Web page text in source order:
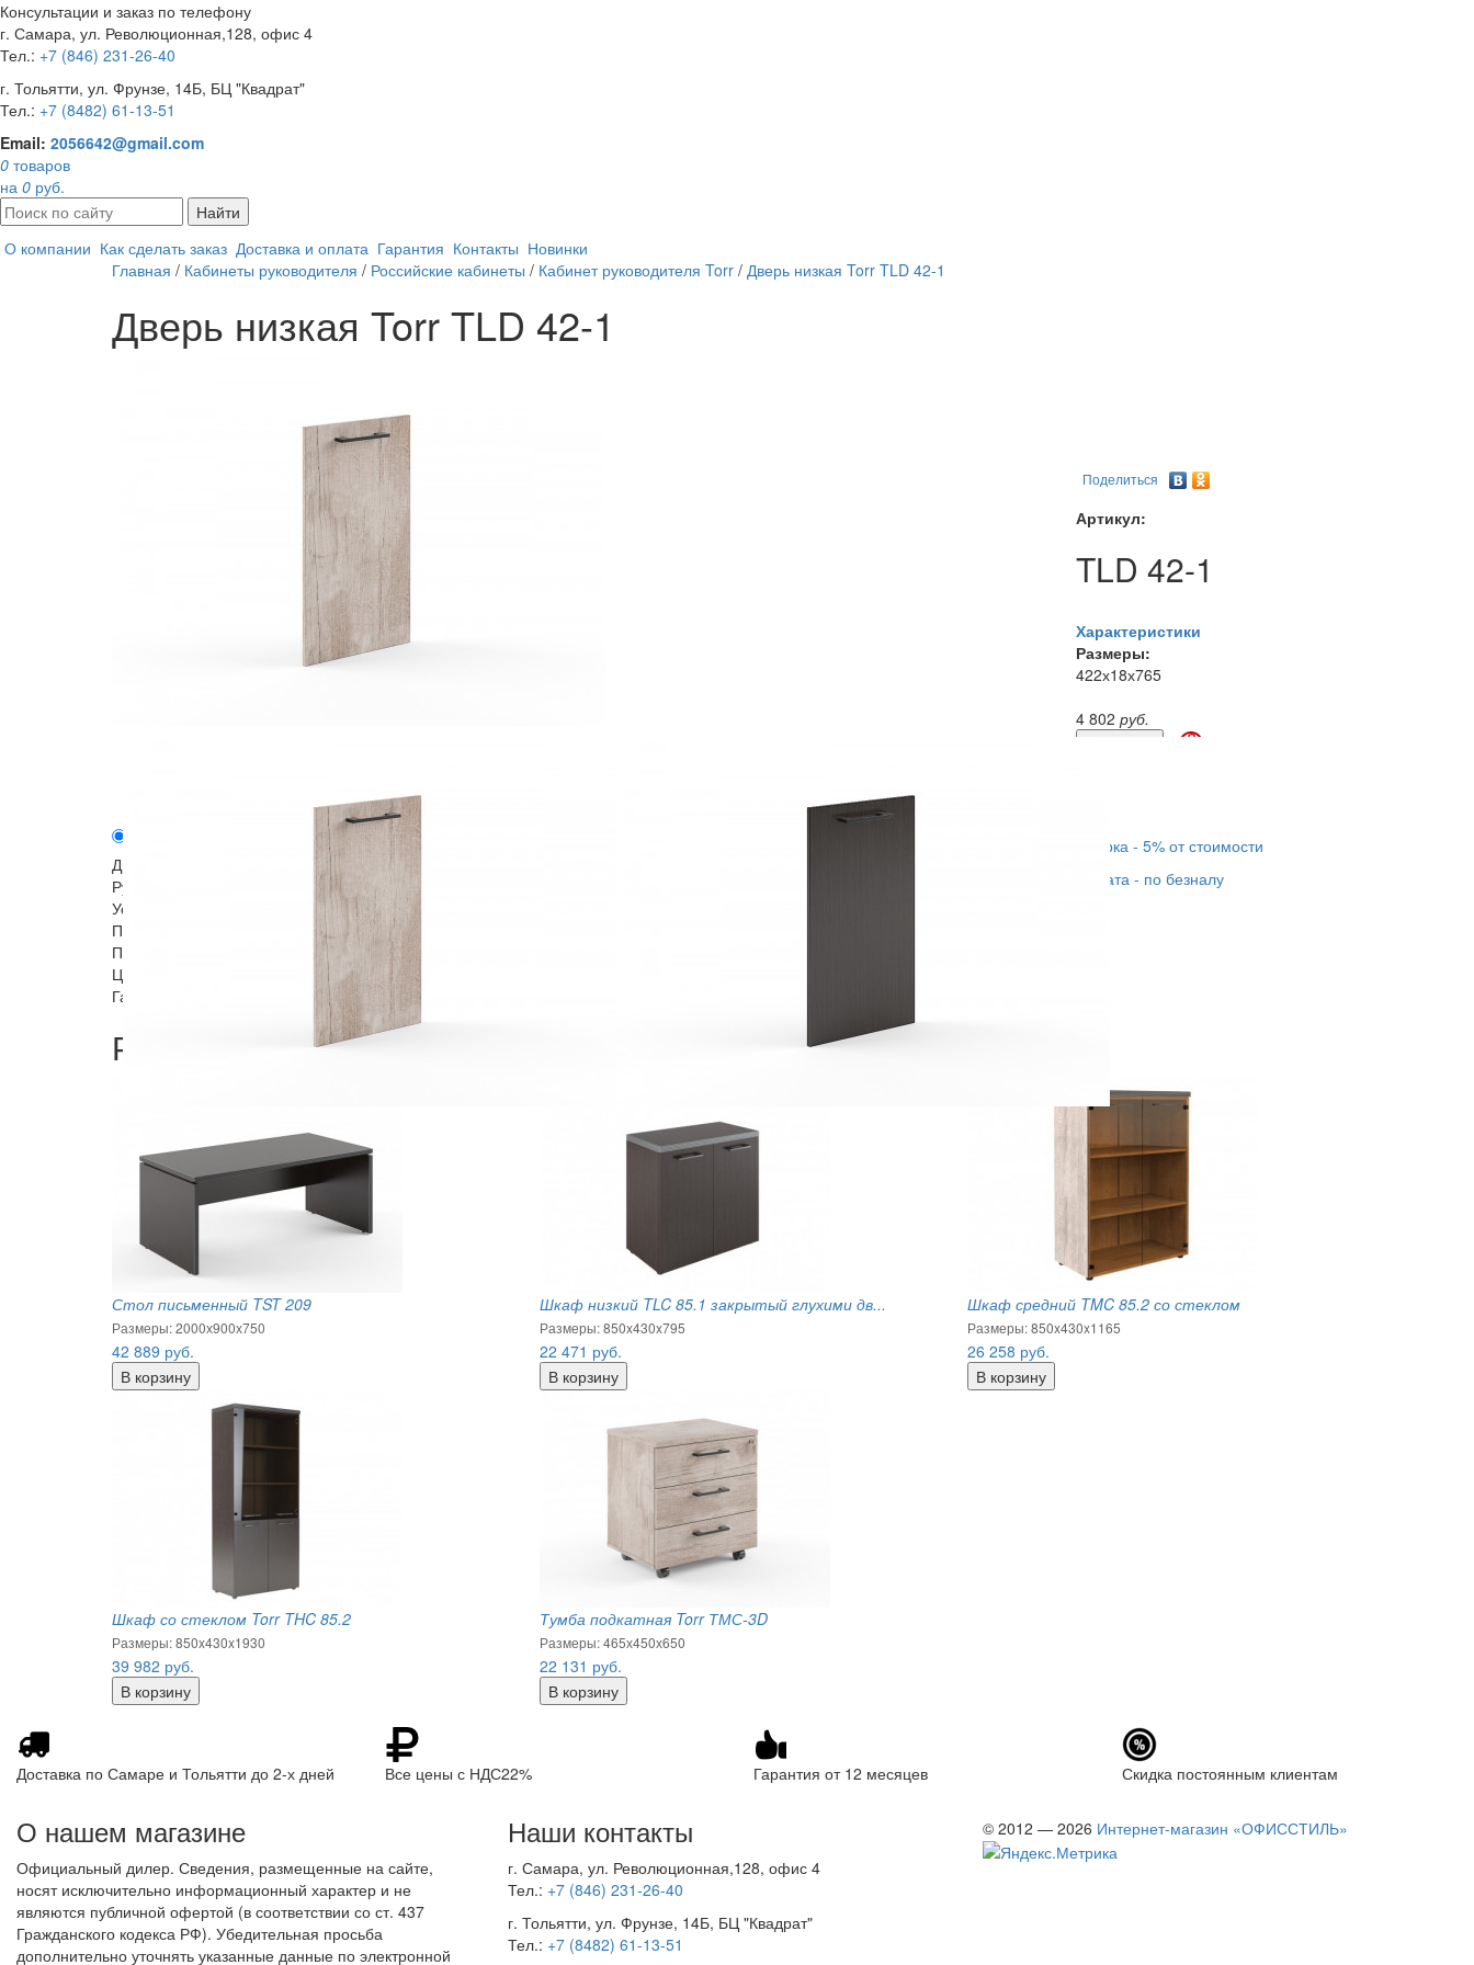
Консультации и заказ по телефону
г. Самара, ул. Революционная,128, офис 4
Тел.: +7 (846) 231-26-40
г. Тольятти, ул. Фрунзе, 14Б, БЦ "Квадрат"
Тел.: +7 (8482) 61-13-51
Email: 2056642@gmail.com
0 товаров
на 0 руб.
Найти
О компании Как сделать заказ Доставка и оплата Гарантия Контакты Новинки
Главная / Кабинеты руководителя / Российские кабинеты / Кабинет руководителя Torr / Дверь низкая Torr TLD 42-1
Дверь низкая Torr TLD 42-1
Модели серии
Дверь выполнена из ЛДСП толщиной 18мм с кромкой ПВХ толщиной 2мм в цвет ЛДСП, комплектуется петлей с доводчиком.
Ручка - П-образной формы черного цвета с серебристыми полосками.
Устанавливается на стеллаж THC85
Понятная инструкция и необходимая фурнитура для сборки в комплекте
Поставляется в разобранном виде, упакована в гофрокартон
Цвет: Венге Магия, Дуб Каньон
Гарантия: 18 месяцев.
Поделиться
Артикул:
TLD 42-1
Характеристики
Размеры:
422х18х765
4 802 руб.
?
Сборка - 5% от стоимости
Оплата - по безналу
Рекомендуемые товары
Стол письменный TST 209
Размеры: 2000х900х750
42 889 руб.
Шкаф низкий TLC 85.1 закрытый глухими дв...
Размеры: 850x430x795
22 471 руб.
Шкаф средний TMC 85.2 со стеклом
Размеры: 850x430x1165
26 258 руб.
Шкаф со стеклом Torr THC 85.2
Размеры: 850x430x1930
39 982 руб.
Тумба подкатная Torr ТМС-3D
Размеры: 465х450х650
22 131 руб.
Доставка по Самаре и Тольятти до 2-х дней Все цены с НДС22% Гарантия от 12 месяцев Скидка постоянным клиентам
О нашем магазине
Официальный дилер. Сведения, размещенные на сайте,
носят исключительно информационный характер и не
являются публичной офертой (в соответствии со ст. 437
Гражданского кодекса РФ). Убедительная просьба
дополнительно уточнять указанные данные по электронной
Наши контакты
г. Самара, ул. Революционная,128, офис 4
Тел.: +7 (846) 231-26-40
г. Тольятти, ул. Фрунзе, 14Б, БЦ "Квадрат"
Тел.: +7 (8482) 61-13-51
© 2012 — 2026 Интернет-магазин «ОФИССТИЛЬ»